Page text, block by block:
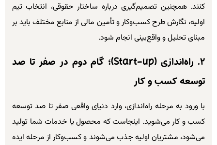
کنند. همچنین تصمیم‌گیری درباره ساختار حقوقی، انتخاب تیم
اولیه، نگارش طرح کسب‌وکار و تأمین مالی از منابع مختلف باید بر
مبنای تحلیل و واقع‌بینی انجام شود.
۲. راه‌اندازی (Start-up)؛ گام دوم در صفر تا صد
توسعه کسب و کار
با ورود به مرحله راه‌اندازی، وارد دنیای واقعی صفر تا صد توسعه
کسب و کار می‌شوید. اینجاست که محصول یا خدمات شما تولید
می‌شود، مشتریان اولیه جذب می‌شوند و کسب‌وکار از مرحله ایده